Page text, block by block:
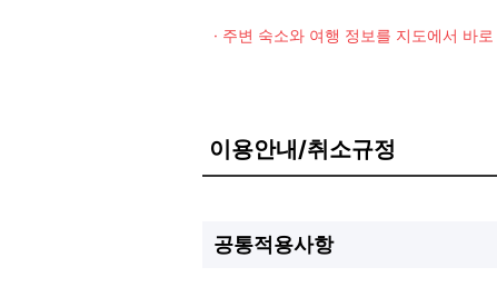
· 주변 숙소와 여행 정보를 지도에서 바
이용안내/취소규정
공통적용사항